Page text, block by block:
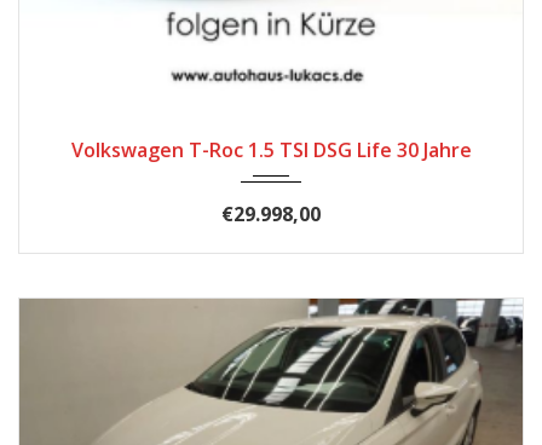
Volkswagen T-Roc 1.5 TSI DSG Life 30 Jahre
€29.998,00